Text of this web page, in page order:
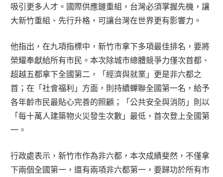
吸引更多人才。國際供應鏈重組，台灣必須掌握先機，讓
大新竹重組、先行升格，可讓台灣在世界更有影響力。
他指出，在九項指標中，新竹市拿下多項最佳排名，要將
榮耀奉獻給所有市民。本次除城市總體競爭力僅次首都、
超越五都拿下全國第二，「經濟與就業」更是非六都之
首；在「社會福利」方面，則持續蟬聯全國第一名，給予
各年齡市民最貼心完善的照顧；「公共安全與消防」則以
「每十萬人建築物火災發生次數」最低，首次登上全國第
一。
行政處表示，新竹市作為非六都，本次成績斐然，不僅拿
下兩個全國第一，還有兩項非六都第一，要歸功於所有市